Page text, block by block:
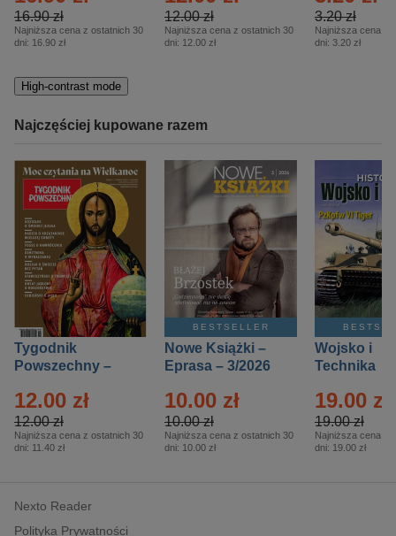
16.90 zł
Najniższa cena z ostatnich 30
dni: 16.90 zł
12.00 zł
Najniższa cena z ostatnich 30
dni: 12.00 zł
3.20 zł
Najniższa cena z
dni: 3.20 zł
High-contrast mode
Najczęściej kupowane razem
Tygodnik
Powszechny –
12.00 zł
12.00 zł
Najniższa cena z ostatnich 30
dni: 11.40 zł
BESTSELLER
Nowe Książki –
Eprasa – 3/2026
10.00 zł
10.00 zł
Najniższa cena z ostatnich 30
dni: 10.00 zł
Wojsko i
Technika
– 2/2026
19.00 zł
19.00 zł
Najniższa cena z
dni: 19.00 zł
Nexto Reader
Polityka Prywatności